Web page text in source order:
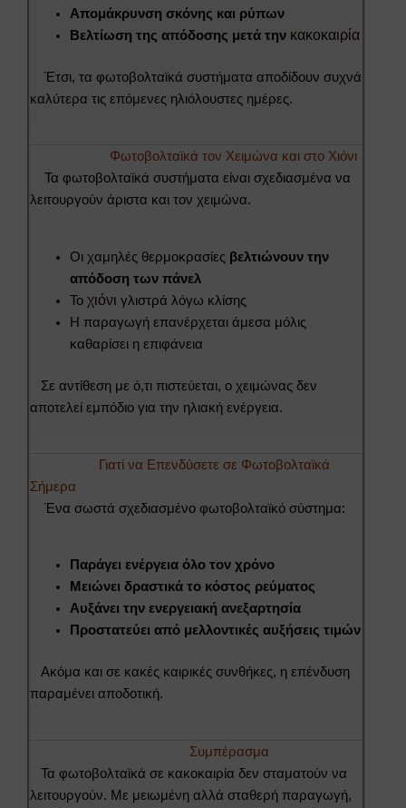
Απομάκρυνση σκόνης και ρύπων
Βελτίωση της απόδοσης μετά την κακοκαιρία
Έτσι, τα φωτοβολταϊκά συστήματα αποδίδουν συχνά
καλύτερα τις επόμενες ηλιόλουστες ημέρες.
Φωτοβολταϊκά τον Χειμώνα και στο Χιόνι
Τα φωτοβολταϊκά συστήματα είναι σχεδιασμένα να
λειτουργούν άριστα και τον χειμώνα.
Οι χαμηλές θερμοκρασίες βελτιώνουν την
απόδοση των πάνελ
Το χιόνι γλιστρά λόγω κλίσης
Η παραγωγή επανέρχεται άμεσα μόλις
καθαρίσει η επιφάνεια
Σε αντίθεση με ό,τι πιστεύεται, ο χειμώνας δεν
αποτελεί εμπόδιο για την ηλιακή ενέργεια.
Γιατί να Επενδύσετε σε Φωτοβολταϊκά
Σήμερα
Ένα σωστά σχεδιασμένο φωτοβολταϊκό σύστημα:
Παράγει ενέργεια όλο τον χρόνο
Μειώνει δραστικά το κόστος ρεύματος
Αυξάνει την ενεργειακή ανεξαρτησία
Προστατεύει από μελλοντικές αυξήσεις τιμών
Ακόμα και σε κακές καιρικές συνθήκες, η επένδυση
παραμένει αποδοτική.
Συμπέρασμα
Τα φωτοβολταϊκά σε κακοκαιρία δεν σταματούν να
λειτουργούν. Με μειωμένη αλλά σταθερή παραγωγή,